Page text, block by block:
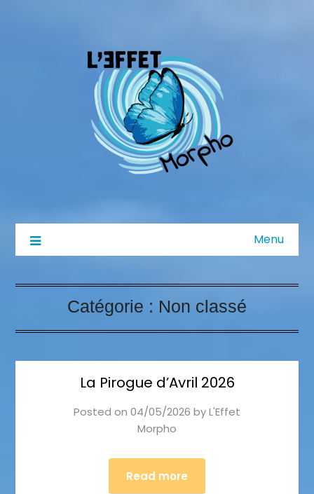
Menu
Catégorie : Non classé
La Pirogue d’Avril 2026
Posted on 04/05/2026 byL'Effet
Morpho
Read more